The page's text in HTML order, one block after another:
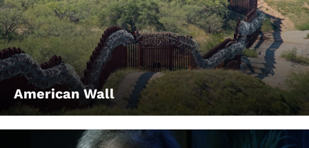
American Wall